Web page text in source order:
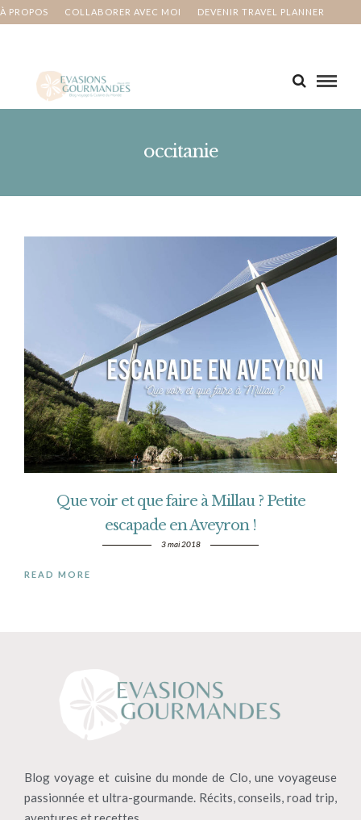
À PROPOS COLLABORER AVEC MOI DEVENIR TRAVEL PLANNER
occitanie
Que voir et que faire à Millau ? Petite
escapade en Aveyron !
3 mai 2018
READ MORE
Blog voyage et cuisine du monde de Clo, une voyageuse
passionnée et ultra-gourmande. Récits, conseils, road trip,